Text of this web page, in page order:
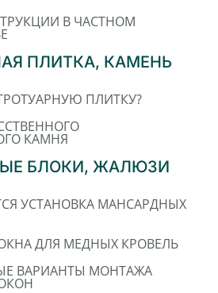
В ЧАСТНОМ
ПЛИТКА, КАМЕНЬ
ПЛИТКУ?
КАМНЯ
БЛОКИ, ЖАЛЮЗИ
УСТАНОВКА МАНСАРДНЫХ
ДЛЯ МЕДНЫХ КРОВЕЛЬ
ВАРИАНТЫ МОНТАЖА